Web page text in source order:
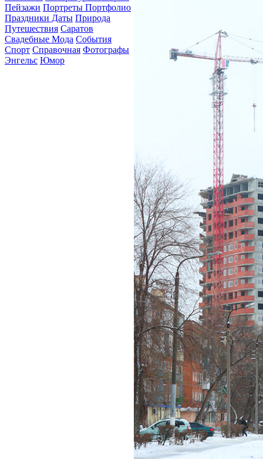
Пейзажи Портреты Портфолио
Праздники Даты Природа
Путешествия Саратов
Свадебные Мода События
Спорт Справочная Фотографы
Энгельс Юмор